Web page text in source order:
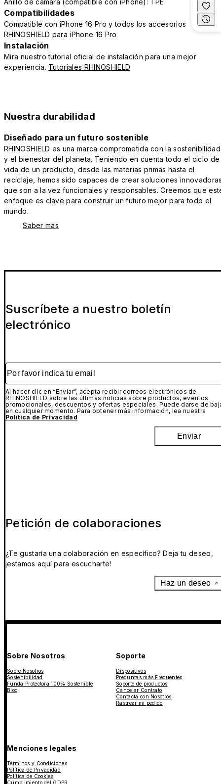
Anillo de cámara (compatible con iPhone): TPE
Compatibilidades
Compatible con iPhone 16 Pro y todos los accesorios
RHINOSHIELD para iPhone 16 Pro
Instalación
Mira nuestro tutorial oficial de instalación para una mejor
experiencia. Tutoriales RHINOSHIELD
Nuestra durabilidad
Diseñado para un futuro sostenible
RHINOSHIELD es una marca comprometida con la sostenibilidad
y el bienestar del planeta. Teniendo en cuenta todo el ciclo de
vida de un producto, desde las materias primas hasta el
reciclaje, hemos sido capaces de crear soluciones
que son a la vez funcionales y responsables. Creemos que
enfoque es clave para construir un futuro mejor para todo el
mundo.
Saber más
Suscríbete a nuestro boletín
electrónico
Por favor indica tu email
Al hacer clic en “Enviar”, acepta recibir correos electrónicos de
RHINOSHIELD sobre las últimas noticias sobre productos, eventos
promocionales, descuentos y ofertas especiales. Puede darse de
en cualquier momento. Para obtener más información, lea nuestra
Política de Privacidad
Enviar
Petición de colaboraciones
¿Te gustaría una colaboración en específico? Deja tu deseo,
¡estamos aquí para escucharte!
Haz un deseo
Sobre Nosotros
Sobre Nosotros
Sostenibilidad
Funda Protectora 100% Sostenible
Blog
Soporte
Dispositivos
Preguntas más Frecuentes
Soporte de productos
Cancelar Contrato
Contacta con Nosotros
Rastrear mi pedido
Menciones legales
Términos y Condiciones
Política de Privacidad
Política de Cookies
Cumplimiento del GDPR